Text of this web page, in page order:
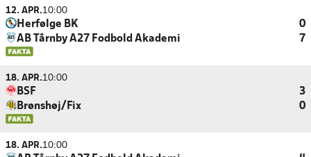
12. APR.10:00
Herfølge BK
0
AB Tårnby A27 Fodbold Akademi
7
18. APR.10:00
BSF
3
Brønshøj/Fix
0
18. APR.10:00